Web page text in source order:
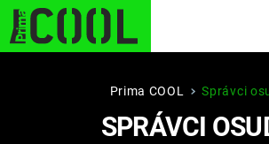
STARHOUSE BUFFY,
PLNEJ KOTEL AVENGERS 5
Prima COOL Správci
SPRÁVCI